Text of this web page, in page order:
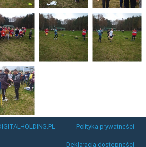
Polityka prywatności
Deklaracja dostępności